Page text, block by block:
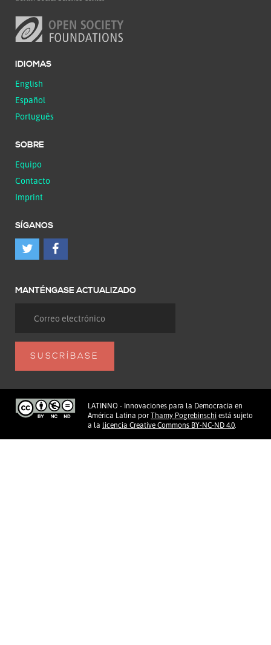
IDIOMAS
English
Español
Português
SOBRE
Equipo
Contacto
Imprint
SÍGANOS
MANTÉNGASE ACTUALIZADO
LATINNO - Innovaciones para la Democracia en
América Latina por Thamy Pogrebinschi está sujeto
a la licencia Creative Commons BY-NC-ND 4.0.